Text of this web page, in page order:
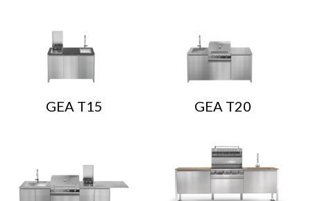
GEA T15 GEA T20